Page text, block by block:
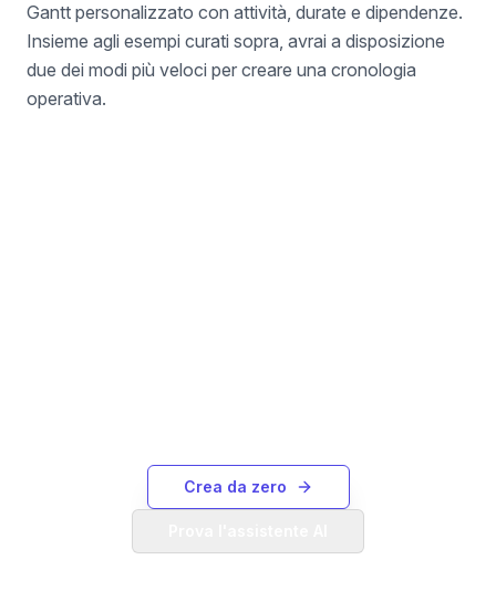
Gantt personalizzato con attività, durate e dipendenze.
Insieme agli esempi curati sopra, avrai a disposizione
due dei modi più veloci per creare una cronologia
operativa.
Crea da zero